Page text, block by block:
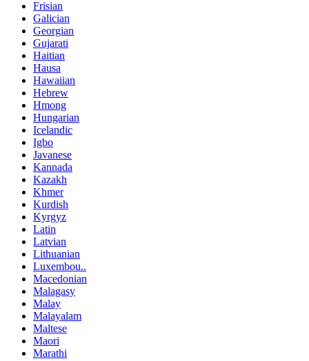
Frisian
Galician
Georgian
Gujarati
Haitian
Hausa
Hawaiian
Hebrew
Hmong
Hungarian
Icelandic
Igbo
Javanese
Kannada
Kazakh
Khmer
Kurdish
Kyrgyz
Latin
Latvian
Lithuanian
Luxembou..
Macedonian
Malagasy
Malay
Malayalam
Maltese
Maori
Marathi